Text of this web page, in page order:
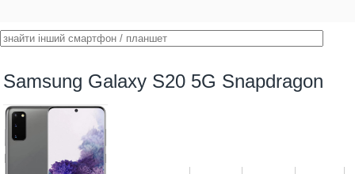
Samsung Galaxy S20 5G Snapdragon